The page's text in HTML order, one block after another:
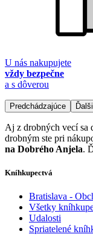
U nás nakupujete
vždy bezpečne
a s dôverou
Predchádzajúce
Aj z drobných vecí
drobným ste pri
na Dobrého Anjela.
Kníhkupectvá
Bratislava -
Všetky
Udalosti
Spriatelené